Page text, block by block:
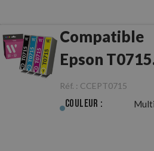
Compatible
Epson T0715
Multipack
Réf. : CCEPT0715
Couleur :